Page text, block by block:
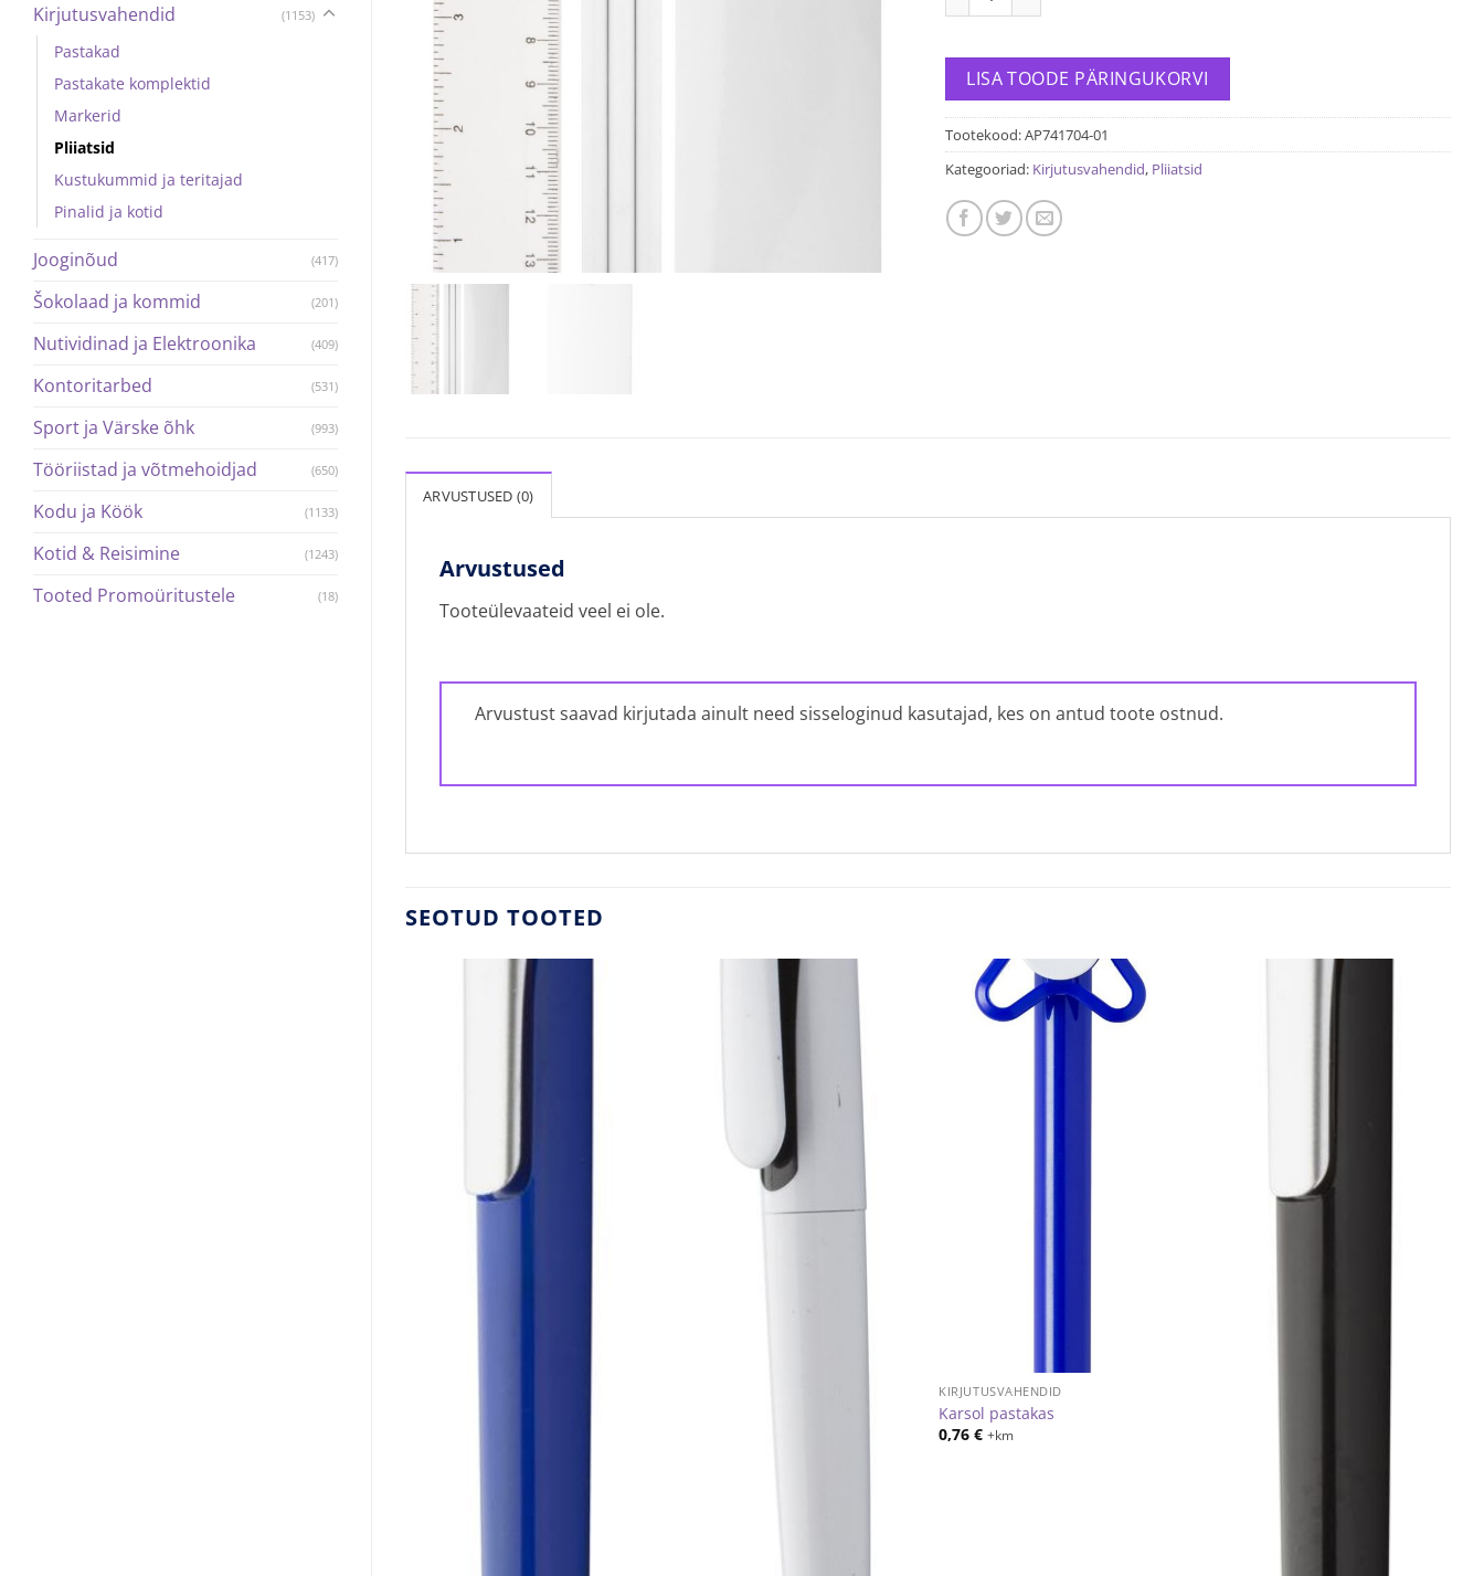
Kirjutusvahendid (1153)
Pastakad
Pastakate komplektid
Markerid
Pliiatsid
Kustukummid ja teritajad
Pinalid ja kotid
Jooginõud (417)
Šokolaad ja kommid (201)
Nutividinad ja Elektroonika (409)
Kontoritarbed (531)
Sport ja Värske õhk (993)
Tööriistad ja võtmehoidjad (650)
Kodu ja Köök (1133)
Kotid & Reisimine (1243)
Tooted Promoüritustele (18)
LISA TOODE PÄRINGUKORVI
Tootekood:AP741704-01
Kategooriad: Kirjutusvahendid, Pliiatsid
ARVUSTUSED (0)
Arvustused
Tooteülevaateid veel ei ole.
Arvustust saavad kirjutada ainult need sisseloginud kasutajad, kes on antud toote ostnud.
SEOTUD TOOTED
KIRJUTUSVAHENDID
Karsol pastakas
0,76€ +km